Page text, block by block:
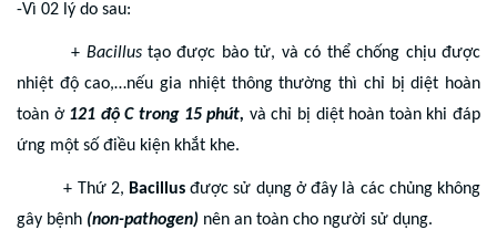
-Vì 02 lý do sau:
+ Bacillustạo được bào tử, và có thể chống chịu được
nhiệt độ cao,…nếu gia nhiệt thông thường thì chỉ bị diệt hoàn
toàn ở 121 độ C trong 15 phút, và chỉ bị diệt hoàn toàn khi đáp
ứng một số điều kiện khắt khe.
+ Thứ 2, Bacillusđược sử dụng ở đây là các chủng không
gây bệnh (non-pathogen) nên an toàn cho người sử dụng.